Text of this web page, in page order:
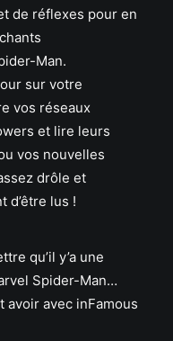
de réflexes pour en
Man.
sur votre
vos réseaux
et lire leurs
vos nouvelles
drôle et
d’être lus !
qu’il y’a une
Spider-Man…
avoir avec inFamous